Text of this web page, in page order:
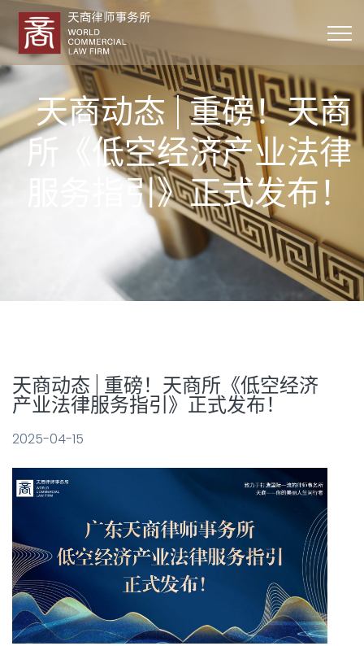
天商动态 | 重磅！天商
所《低空经济产业法律
服务指引》正式发布！
天商动态 | 重磅！天商所《低空经济
产业法律服务指引》正式发布！
2025-04-15